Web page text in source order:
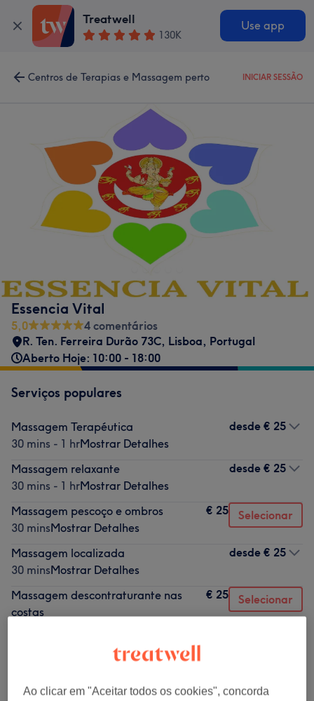
Treatwell
130K
Use app
Centros de Terapias e Massagem perto INICIAR SESSÃO
Essencia Vital
5,0
4 comentários
R. Ten. Ferreira Durão 73C, Lisboa, Portugal
Aberto Hoje: 10:00 - 18:00
Serviços populares
Massagem Terapéutica
30 mins - 1 hrMostrar Detalhes
desde € 25
Massagem relaxante
30 mins - 1 hrMostrar Detalhes
desde € 25
Massagem pescoço e ombros
30 minsMostrar Detalhes
€ 25 Selecionar
Massagem localizada
30 minsMostrar Detalhes
desde € 25
Massagem descontraturante nas
costas
€ 25 Selecionar
Ao clicar em "Aceitar todos os cookies", concorda